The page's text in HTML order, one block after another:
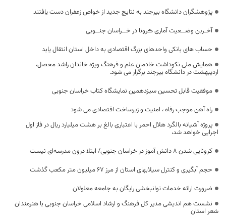
پژوهشگران دانشگاه بیرجند به نتایج جدید از خواص زعفران دست یافتند
آخـرین وضــعیت آماری ڪرونا در خــراسان جنــوبی
حساب های بانکی واحدهای بزرگ اقتصادی به داخل استان انتقال یابد
همایش ملی نکوداشت خادمان علم و فرهنگ ویژه خاندان راشد محصل،
اردیبهشت در دانشگاه بیرجند برگزار می شود.
موفقیت قابل تحسین سیزدهمین نمایشگاه کتاب خراسان جنوبی
راه آهن موجب رفاه ، امنیت و زیرساخت اقتصادی می شود
پروژه آشیانه بالگرد هلال احمر با اعتباری بالغ بر هشت میلیارد ریال در فاز اول
اجرایی خواهد شد،
کرونایی شدن ۸ دانش آموز در خراسان جنوبی/ ابتلا درون مدرسه‌ای نیست
حجم آبگیری و کنترل سیلابهای استان از مرز ۶۷ میلیون متر مکعب گذشت
ضرورت ارائه خدمات توانبخشی رایگان به جامعه معلولان
نشست هم اندیشی مدیر کل فرهنگ و ارشاد اسلامی خراسان جنوبی با هنرمندان
شعر استان